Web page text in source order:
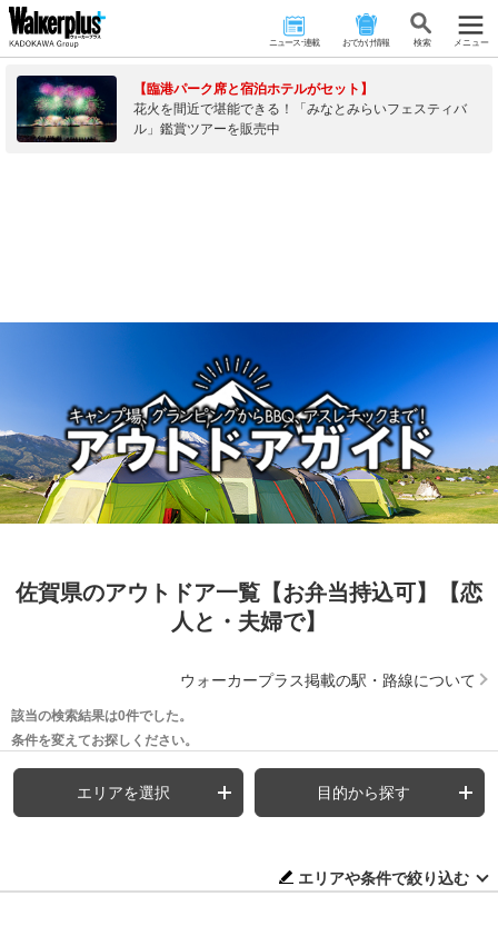
ニュース･連載 おでかけ情報 検 索 メニュー
【臨港パーク席と宿泊ホテルがセット】
花火を間近で堪能できる！「みなとみらいフェスティバ
ル」鑑賞ツアーを販売中
佐賀県のアウトドア一覧【お弁当持込可】【恋
人と・夫婦で】
ウォーカープラス掲載の駅・路線について
該当の検索結果は0件でした。
条件を変えてお探しください。
エリアを選択 目的から探す
エリアや条件で絞り込む